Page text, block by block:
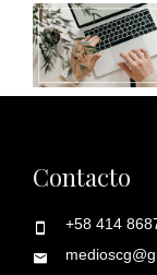
Contacto
+58 414